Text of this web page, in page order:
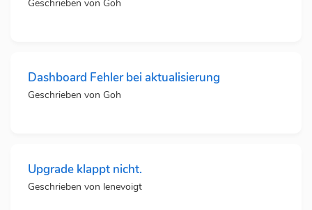
Geschrieben von Goh
Dashboard Fehler bei aktualisierung
Geschrieben von Goh
Upgrade klappt nicht.
Geschrieben von lenevoigt